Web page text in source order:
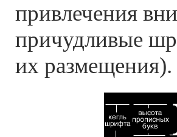
привлечения
причудливые
их размещения).